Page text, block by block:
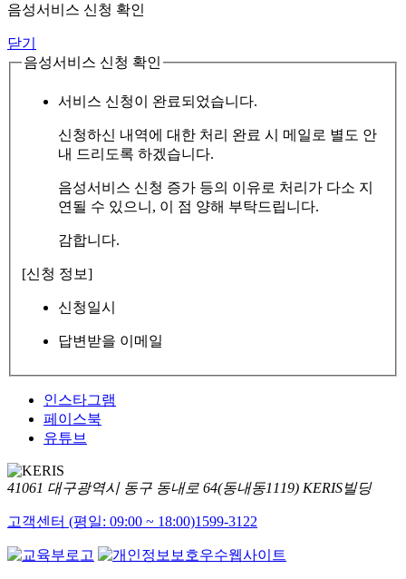
음성서비스 신청 확인
닫기
음성서비스 신청 확인
서비스 신청이 완료되었습니다.
신청하신 내역에 대한 처리 완료 시 메일로 별도 안
내 드리도록 하겠습니다.
음성서비스 신청 증가 등의 이유로 처리가 다소 지
연될 수 있으니, 이 점 양해 부탁드립니다.
감합니다.
[신청 정보]
신청일시
답변받을 이메일
인스타그램
페이스북
유튜브
41061 대구광역시 동구 동내로 64(동내동1119) KERIS빌딩
고객센터 (평일: 09:00 ~ 18:00)1599-3122